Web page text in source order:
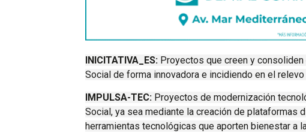
INICITATIVA_ES: Proyectos que creen y
Social de forma innovadora e incidiendo en el
IMPULSA-TEC: Proyectos de modernización
Social, ya sea mediante la creación de
herramientas tecnológicas que aporten bienestar a